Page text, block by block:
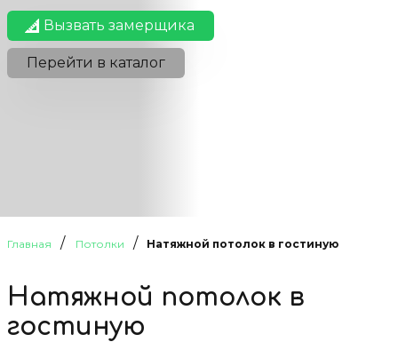
Вызвать замерщика
Перейти в каталог
Главная / Потолки / Натяжной потолок в гостиную
Натяжной потолок в
гостиную